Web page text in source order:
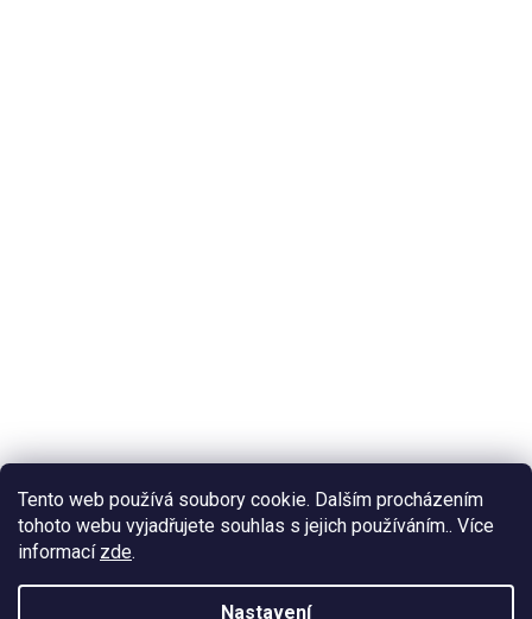
Tento web používá soubory cookie. Dalším procházením
tohoto webu vyjadřujete souhlas s jejich používáním.. Více
informací zde.
Nastavení